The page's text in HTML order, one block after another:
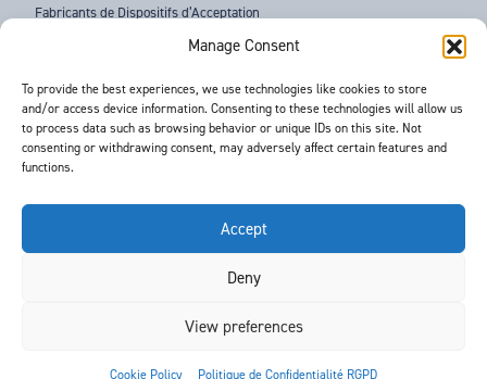
Manage Consent
To provide the best experiences, we use technologies like cookies to store
and/or access device information. Consenting to these technologies will allow us
to process data such as browsing behavior or unique IDs on this site. Not
consenting or withdrawing consent, may adversely affect certain features and
functions.
Accept
Deny
View preferences
Cookie Policy Politique de Confidentialité RGPD
Fabricants de Dispositifs d’Acceptation
À PROPOS DE BARNES
ASSISTANCE
ACTUALITÉS
ÉVÉNEMENTS
CONDITIONS GÉNÉRALES
